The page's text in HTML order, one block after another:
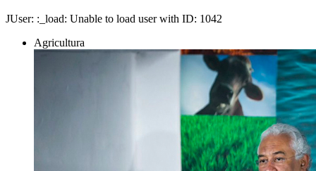
JUser: :_load: Unable to load user with ID: 1042
Agricultura